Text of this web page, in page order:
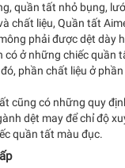
quần tất nhỏ bụng,
chất liệu, Quần tất
phải được dệt
có ở những chiếc
phần chất liệu ở
cũng có những quy
dệt may để chỉ độ
quần tất màu đục.